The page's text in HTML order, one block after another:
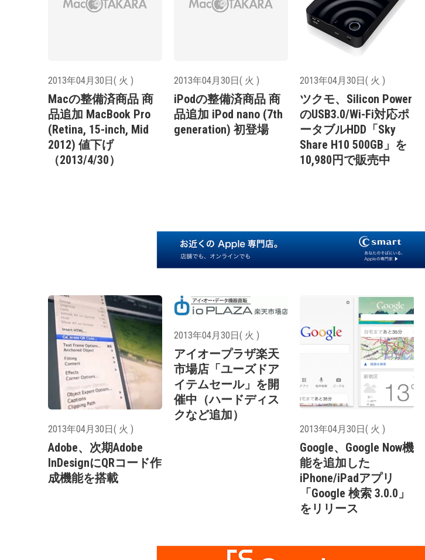
2013年04月30日( 火 )
Macの整備済商品 商
品追加 MacBook Pro
(Retina, 15-inch, Mid
2012) 値下げ
（2013/4/30）
2013年04月30日( 火 )
iPodの整備済商品 商
品追加 iPod nano (7th
generation) 初登場
2013年04月30日( 火 )
ツクモ、Silicon Power
のUSB3.0/Wi-Fi対応ポ
ータブルHDD「Sky
Share H10 500GB」を
10,980円で販売中
2013年04月30日( 火 )
Adobe、次期Adobe
InDesignにQRコード作
成機能を搭載
2013年04月30日( 火 )
アイオープラザ楽天
市場店「ユーズドア
イテムセール」を開
催中（ハードディス
クなど追加）
2013年04月30日( 火 )
Google、Google Now機
能を追加した
iPhone/iPadアプリ
「Google 検索 3.0.0」
をリリース